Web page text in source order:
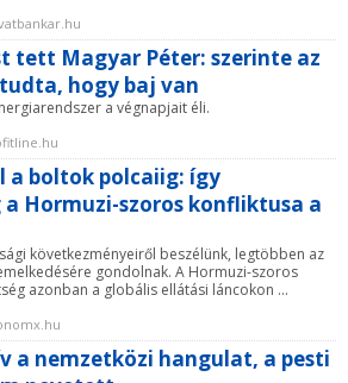
tett Magyar Péter: szerinte az
hogy baj van
a végnapjait éli.
a boltok polcaiig: így
Hormuzi-szoros konfliktusa a
következményeiről beszélünk, legtöbben az
gondolnak. A Hormuzi-szoros
azonban a globális ellátási láncokon ...
a nemzetközi hangulat, a pesti